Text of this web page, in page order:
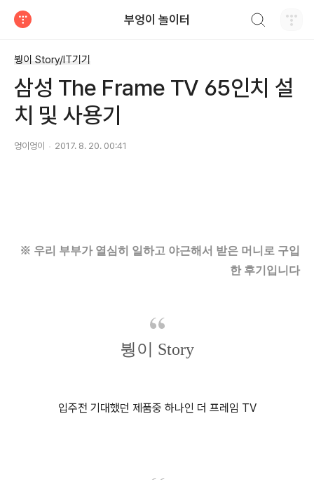
부엉이 놀이터
붱이 Story/IT기기
삼성 The Frame TV 65인치 설
치 및 사용기
엉이엉이 2017. 8. 20. 00:41
※ 우리 부부가 열심히 일하고 야근해서 받은 머니로 구입
한후기입니다
붱이 Story
입주전 기대했던 제품중 하나인 더 프레임 TV